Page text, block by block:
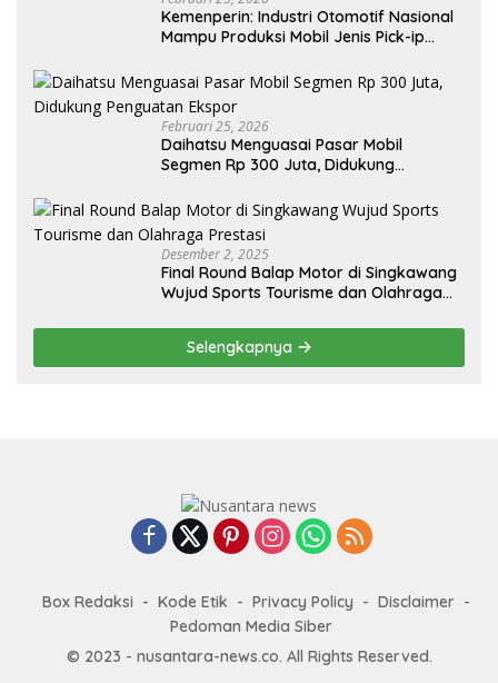
Kemenperin: Industri Otomotif Nasional
Mampu Produksi Mobil Jenis Pick-ip
Februari 25, 2026
Daihatsu Menguasai Pasar Mobil
Segmen Rp 300 Juta, Didukung
Desember 2, 2025
Final Round Balap Motor di Singkawang
Wujud Sports Tourisme dan Olahraga
Selengkapnya
Box Redaksi Kode Etik Privacy Policy
Disclaimer
Pedoman Media Siber
© 2023 - nusantara-news.co. All Rights Reserved.